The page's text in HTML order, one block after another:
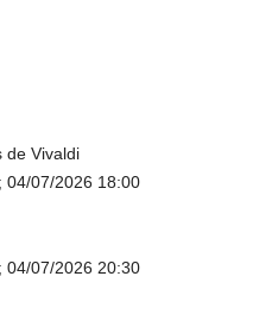
de Vivaldi
04/07/2026 18:00
04/07/2026 20:30